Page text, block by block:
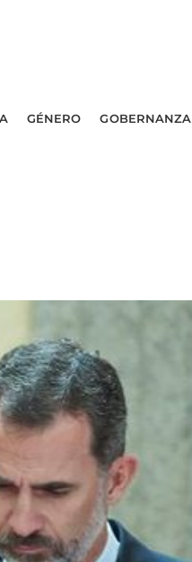
GÉNERO GOBERNANZA